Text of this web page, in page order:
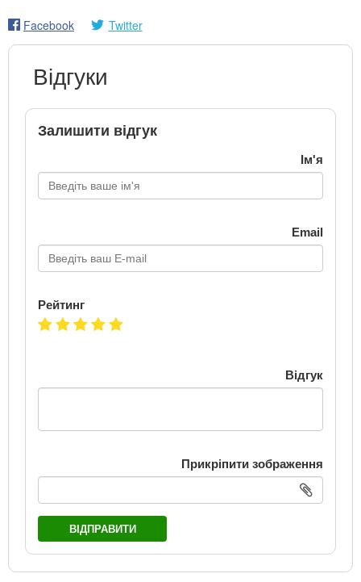
Facebook Twitter
Відгуки
Залишити відгук
Ім'я
Email
Рейтинг
Відгук
Прикріпити зображення
ВІДПРАВИТИ